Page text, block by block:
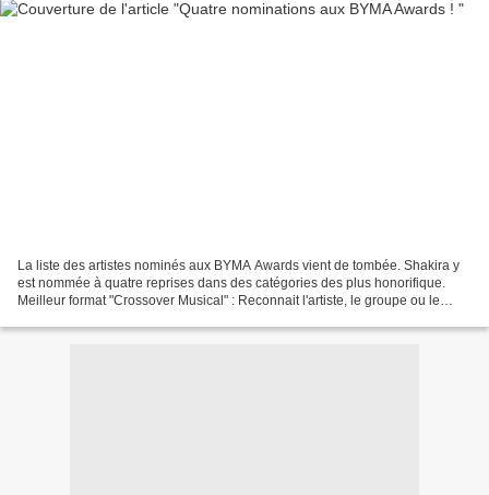
La liste des artistes nominés aux BYMA Awards vient de tombée. Shakira y
est nommée à quatre reprises dans des catégories des plus honorifique.
Meilleur format "Crossover Musical" : Reconnait l'artiste, le groupe ou le